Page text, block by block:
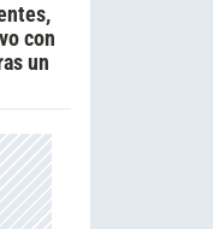
con
un